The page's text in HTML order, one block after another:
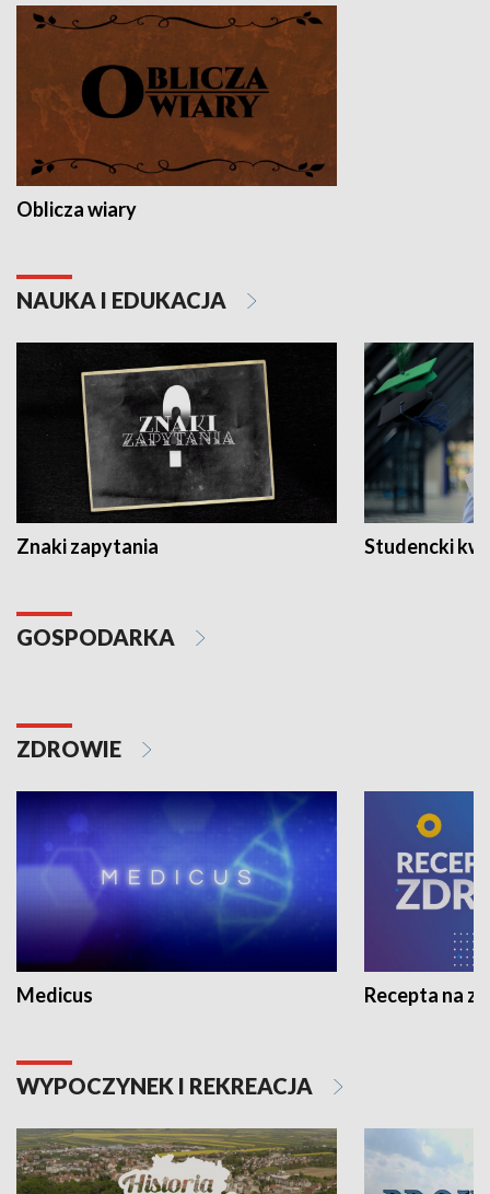
Oblicza wiary
NAUKA I EDUKACJA
Znaki zapytania Studencki
GOSPODARKA
ZDROWIE
Medicus Recepta na
WYPOCZYNEK I REKREACJA